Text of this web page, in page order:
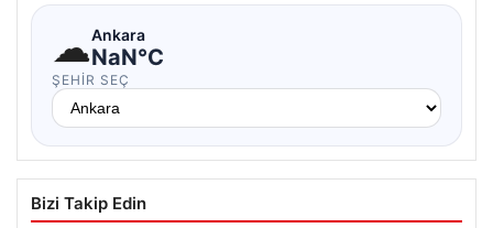
☁Ankara
NaN°C
ŞEHIR SEÇ
Bizi Takip Edin